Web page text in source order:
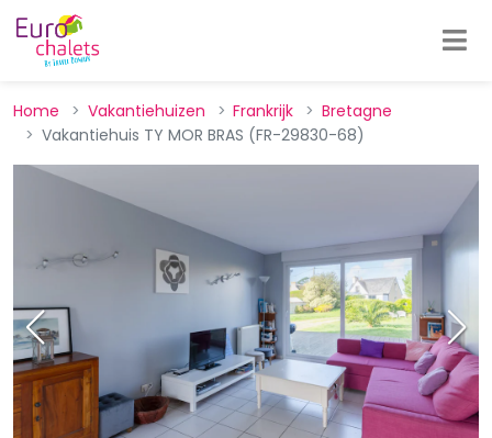
Home Vakantiehuizen Frankrijk
Bretagne
Vakantiehuis TY MOR BRAS (FR-29830-68)